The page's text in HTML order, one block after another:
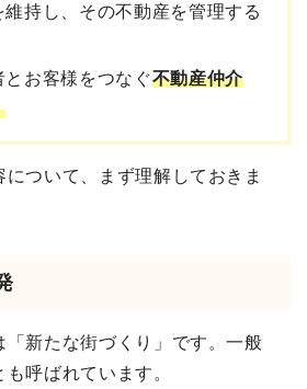
持し、その不動産を管理する
お客様をつなぐ不動産仲介
ついて、まず理解しておきま
「新たな街づくり」です。一般
も呼ばれています。